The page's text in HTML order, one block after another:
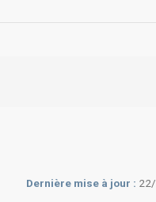
Dernière mise à jour :